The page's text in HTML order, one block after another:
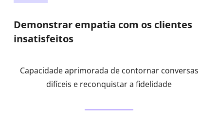
Demonstrar empatia com os clientes
insatisfeitos
Capacidade aprimorada de contornar conversas
difíceis e reconquistar a fidelidade